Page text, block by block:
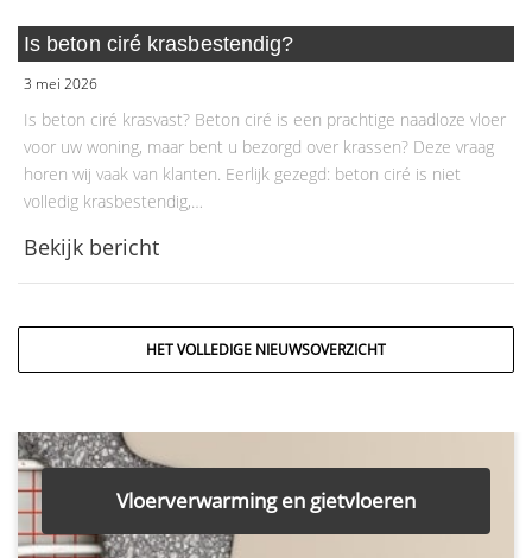
Is beton ciré krasbestendig?
3 mei 2026
Is beton ciré krasvast? Beton ciré is een prachtige naadloze vloer
voor uw woning, maar bent u bezorgd over krassen? Deze vraag
horen wij vaak van klanten. Eerlijk gezegd: beton ciré is niet
volledig krasbestendig,…
Bekijk bericht
HET VOLLEDIGE NIEUWSOVERZICHT
Vloerverwarming en gietvloeren